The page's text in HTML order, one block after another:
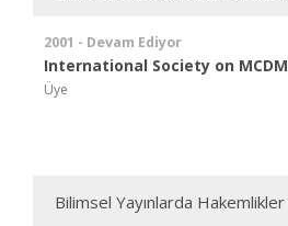
2001 - Devam Ediyor
International Society on MCDM
Üye
Bilimsel Yayınlarda Hakemlikler